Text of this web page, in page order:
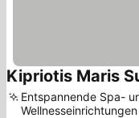
Kipriotis Maris
Entspannende Spa-
Wellnesseinrichtungen